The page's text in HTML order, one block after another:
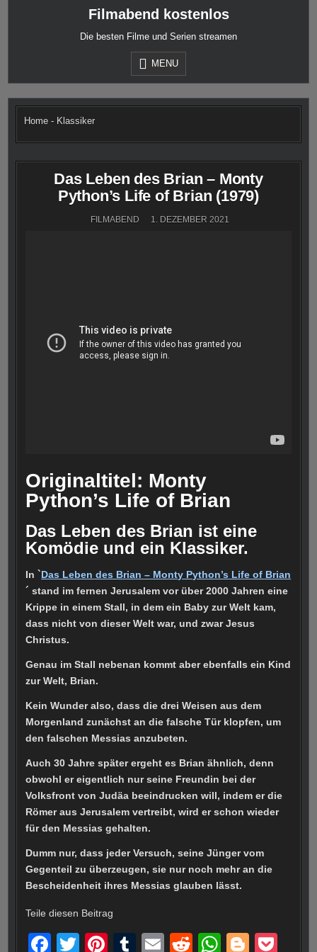
Filmabend kostenlos
Die besten Filme und Serien streamen
MENU
Home - Klassiker
Das Leben des Brian – Monty
Python’s Life of Brian (1979)
FILMABEND 1. DEZEMBER 2021
Originaltitel: Monty
Python’s Life of Brian
Das Leben des Brian ist eine
Komödie und ein Klassiker.
In `Das Leben des Brian – Monty Python’s Life of Brian
´ stand im fernen Jerusalem vor über 2000 Jahren eine
Krippe in einem Stall, in dem ein Baby zur Welt kam,
dass nicht von dieser Welt war, und zwar Jesus
Christus.
Genau im Stall nebenan kommt aber ebenfalls ein Kind
zur Welt, Brian.
Kein Wunder also, dass die drei Weisen aus dem
Morgenland zunächst an die falsche Tür klopfen, um
den falschen Messias anzubeten.
Auch 30 Jahre später ergeht es Brian ähnlich, denn
obwohl er eigentlich nur seine Freundin bei der
Volksfront von Judäa beeindrucken will, indem er die
Römer aus Jerusalem vertreibt, wird er schon wieder
für den Messias gehalten.
Dumm nur, dass jeder Versuch, seine Jünger vom
Gegenteil zu überzeugen, sie nur noch mehr an die
Bescheidenheit ihres Messias glauben lässt.
Teile diesen Beitrag
F
T
Pi
T
E
R
W
Bl